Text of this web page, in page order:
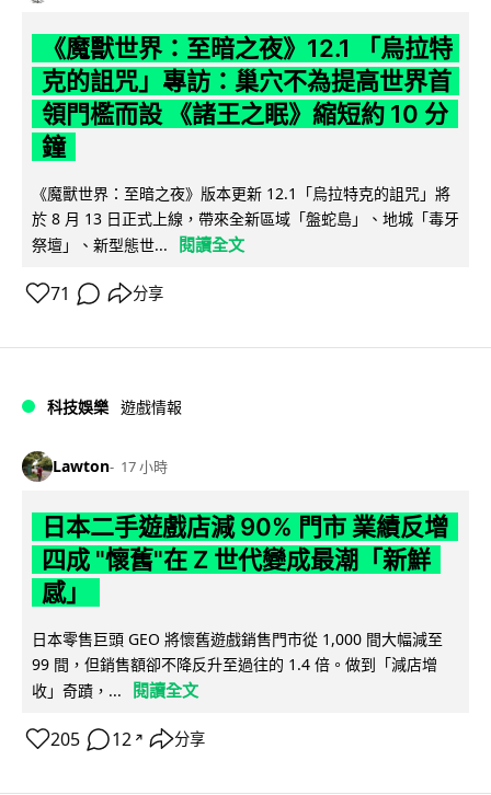
《魔獸世界：至暗之夜》12.1 「烏拉特
克的詛咒」專訪：巢穴不為提高世界首
領門檻而設 《諸王之眠》縮短約 10 分
鐘
《魔獸世界：至暗之夜》版本更新 12.1「烏拉特克的詛咒」將
於 8 月 13 日正式上線，帶來全新區域「盤蛇島」、地城「毒牙
祭壇」、新型態世...
閱讀全文
71 分享
科技娛樂 遊戲情報
Lawton 17 小時
日本二手遊戲店減 90% 門市 業績反增
四成 "懷舊"在 Z 世代變成最潮「新鮮
感」
日本零售巨頭 GEO 將懷舊遊戲銷售門市從 1,000 間大幅減至
99 間，但銷售額卻不降反升至過往的 1.4 倍。做到「減店增
收」奇蹟，...
閱讀全文
205 12 ↗ 分享